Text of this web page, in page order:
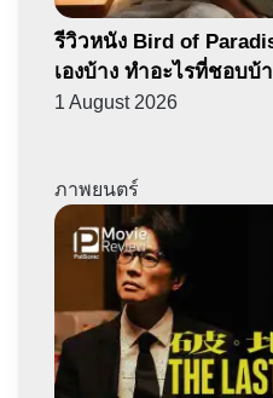
รีวิวหนัง Bird of
เองบ้าง ทำอะไรที่ชอบบ้
1 August 2026
ภาพยนตร์